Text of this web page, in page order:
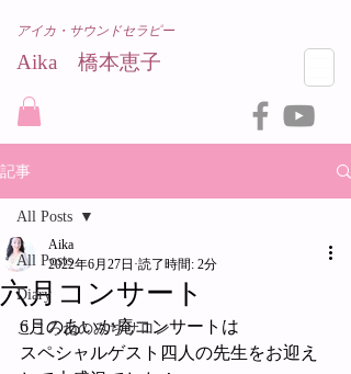
Aika 橋本恵子​
アイカ・サウンドセラピー
記事
All Posts
Diary
こころねのみちサロン
All Posts
六月コンサート
Aika
2022年6月27日 読了時間: 2分
6月のあいか庵コンサートは
スペシャルゲスト四人の先生をお迎え